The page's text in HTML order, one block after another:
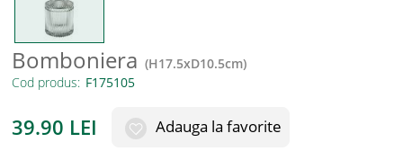
Bomboniera (H17.5xD10.5cm)
Cod produs:
39.90 LEI Adauga la favorite